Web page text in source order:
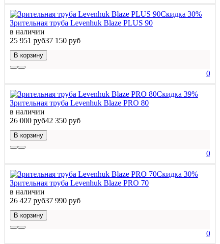
Скидка 30%
Зрительная труба Levenhuk Blaze PLUS 90
в наличии
25 951 руб37 150 руб
В корзину
0
Скидка 39%
Зрительная труба Levenhuk Blaze PRO 80
в наличии
26 000 руб42 350 руб
В корзину
0
Скидка 30%
Зрительная труба Levenhuk Blaze PRO 70
в наличии
26 427 руб37 990 руб
В корзину
0